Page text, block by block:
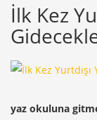
İlk Kez
yaz okuluna